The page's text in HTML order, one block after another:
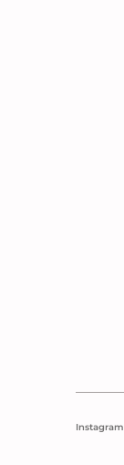
Instagram